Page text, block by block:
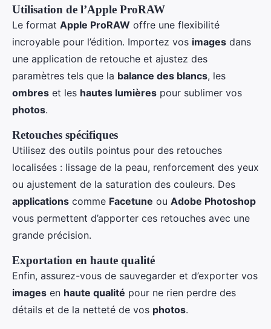
Utilisation de l’Apple ProRAW
Le format Apple ProRAW offre une flexibilité
incroyable pour l’édition. Importez vos images dans
une application de retouche et ajustez des
paramètres tels que la balance des blancs, les
ombres et les hautes lumières pour sublimer vos
photos.
Retouches spécifiques
Utilisez des outils pointus pour des retouches
localisées : lissage de la peau, renforcement des yeux
ou ajustement de la saturation des couleurs. Des
applications comme Facetune ou Adobe Photoshop
vous permettent d’apporter ces retouches avec une
grande précision.
Exportation en haute qualité
Enfin, assurez-vous de sauvegarder et d’exporter vos
images en haute qualité pour ne rien perdre des
détails et de la netteté de vos photos.